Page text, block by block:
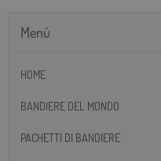
Menú
HOME
BANDIERE DEL MONDO
PACHETTI DI BANDIERE